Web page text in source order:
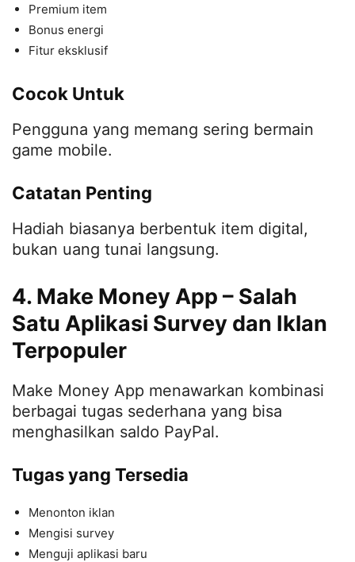
Premium item
Bonus energi
Fitur eksklusif
Cocok Untuk
Pengguna yang memang sering bermain
game mobile.
Catatan Penting
Hadiah biasanya berbentuk item digital,
bukan uang tunai langsung.
4. Make Money App – Salah
Satu Aplikasi Survey dan Iklan
Terpopuler
Make Money App menawarkan kombinasi
berbagai tugas sederhana yang bisa
menghasilkan saldo PayPal.
Tugas yang Tersedia
Menonton iklan
Mengisi survey
Menguji aplikasi baru